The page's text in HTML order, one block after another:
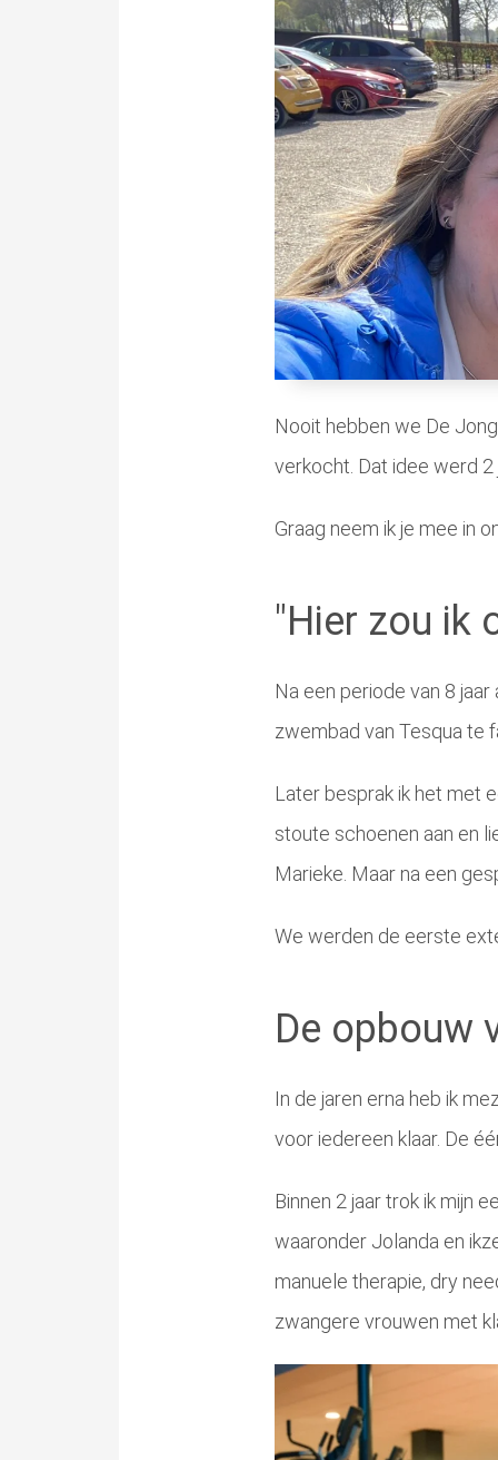
Nooit hebben we De
verkocht. Dat idee werd 2
Graag neem ik je mee in
"Hier zou ik
Na een periode van 8
zwembad van Tesqua te
Later besprak ik het met
stoute schoenen aan en
Marieke. Maar na een
We werden de eerste
De opbouw
In de jaren erna heb ik
voor iedereen klaar. De
Binnen 2 jaar trok ik mijn
waaronder Jolanda en
manuele therapie, dry
zwangere vrouwen met